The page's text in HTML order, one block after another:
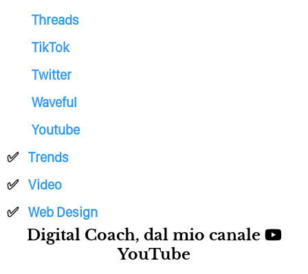
Threads
TikTok
Twitter
Waveful
Youtube
Trends
Video
Web Design
Digital Coach, dal mio canale
YouTube